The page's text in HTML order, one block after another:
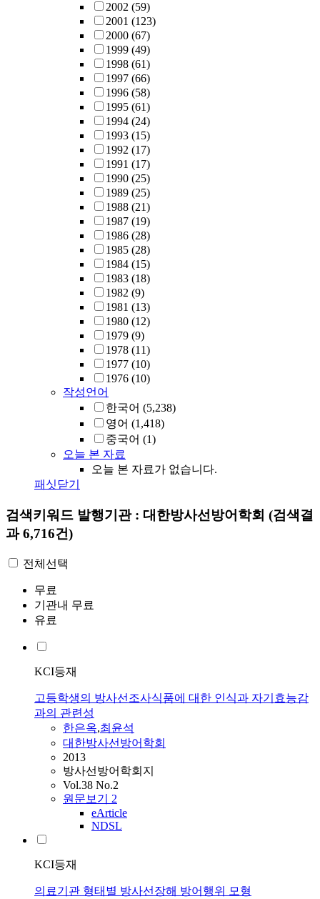
2002 (59)
2001 (123)
2000 (67)
1999 (49)
1998 (61)
1997 (66)
1996 (58)
1995 (61)
1994 (24)
1993 (15)
1992 (17)
1991 (17)
1990 (25)
1989 (25)
1988 (21)
1987 (19)
1986 (28)
1985 (28)
1984 (15)
1983 (18)
1982 (9)
1981 (13)
1980 (12)
1979 (9)
1978 (11)
1977 (10)
1976 (10)
작성언어
한국어 (5,238)
영어 (1,418)
중국어 (1)
오늘 본 자료
오늘 본 자료가 없습니다.
패싯닫기
검색키워드 발행기관 : 대한방사선방어학회 (검색결
과 6,716건)
전체선택
무료
기관내 무료
유료
KCI등재
고등학생의 방사선조사식품에 대한 인식과 자기효능감
과의 관련성
한은옥,최윤석
대한방사선방어학회
2013
방사선방어학회지
Vol.38 No.2
원문보기 2
eArticle
NDSL
KCI등재
의료기관 형태별 방사선장해 방어행위 모형